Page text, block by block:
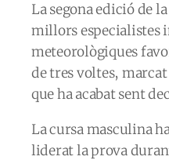
La segona edició de
millors especialistes
meteorològiques
de tres voltes,
que ha acabat sent
La cursa masculina
liderat la prova